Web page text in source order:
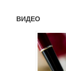
ВИДЕО